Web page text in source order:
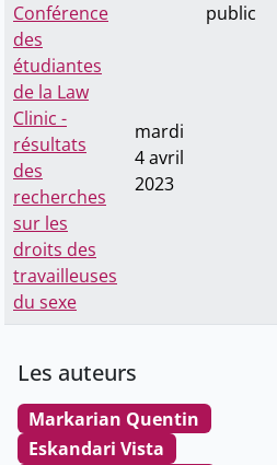
Conférence
des
étudiantes
de la Law
Clinic -
résultats
des
recherches
sur les
droits des
travailleuses
du sexe
mardi
4 avril
2023
public
Les auteurs
Markarian Quentin
Eskandari Vista